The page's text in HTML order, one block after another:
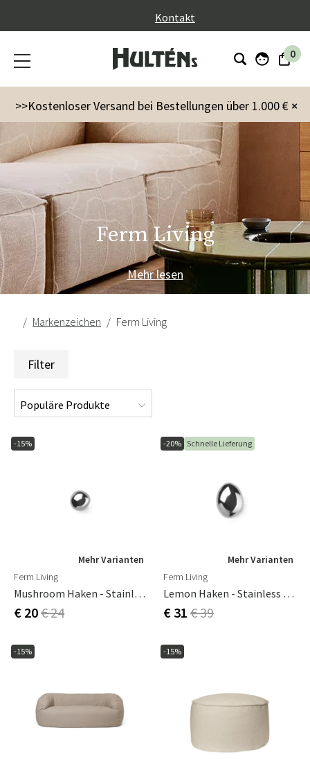
Kontakt
0
×
>>Kostenloser Versand bei Bestellungen über 1.000 €
Ferm Living
Mehr lesen
Markenzeichen Ferm Living
Filter
-15%
Mehr Varianten
Ferm Living
Mushroom Haken - Stainless Steel
€ 20€ 24
-20% Schnelle Lieferung
Mehr Varianten
Ferm Living
Lemon Haken - Stainless Steel
€ 31 € 39
-15% -15%